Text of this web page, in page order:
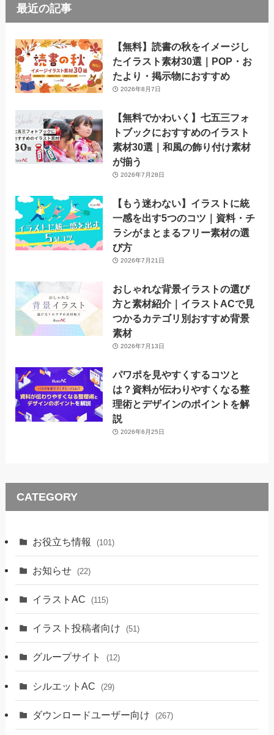
最近の記事
【無料】読書の秋をイメージし
たイラスト素材30選｜POP・お
たより・掲示物におすすめ
2026年8月7日
【無料でかわいく】七五三フォ
トブックにおすすめのイラスト
素材30選｜和風の飾り付け素材
が揃う
2026年7月28日
【もう迷わない】イラストに統
一感を出す5つのコツ｜資料・チ
ラシがまとまるフリー素材の選
び方
2026年7月21日
おしゃれな背景イラストの選び
方と素材紹介｜イラストACで見
つかるカテゴリ別おすすめ背景
素材
2026年7月13日
パワポを見やすくするコツと
は？資料が伝わりやすくなる整
理術とデザインのポイントを解
説
2026年6月25日
CATEGORY
お役立ち情報 (101)
お知らせ (22)
イラストAC (115)
イラスト投稿者向け (51)
グループサイト (12)
シルエットAC (29)
ダウンロードユーザー向け (267)